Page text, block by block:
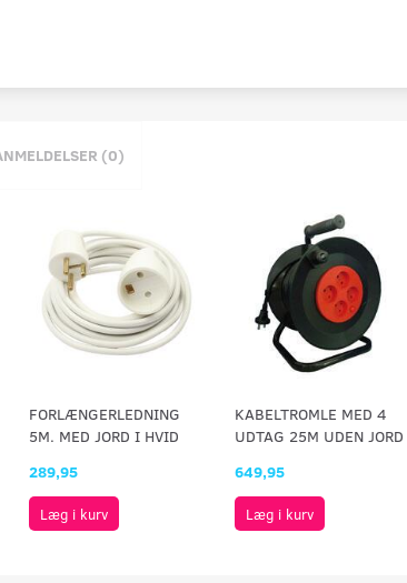
(0)
FORLÆNGERLEDNING
5M. MED JORD I HVID
289,95
Læg i kurv
KABELTROMLE MED 4
UDTAG 25M UDEN JORD
649,95
Læg i kurv